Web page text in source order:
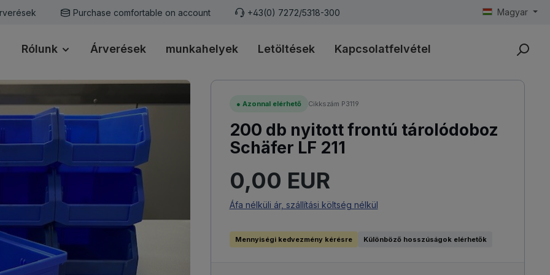
Purchase comfortable on account +43(0) 7272/5318-300 Magyar
Rólunk Árverések munkahelyek Letöltések Kapcsolatfelvétel
● Azonnal elérhető Cikkszám P3119
200 db nyitott frontú tárolódoboz
Schäfer LF 211
Normál ár:
0,00 EUR
Áfa nélküli ár, szállítási költség nélkül
Mennyiségi kedvezmény kérésre Különböző hosszúságok elérhetők